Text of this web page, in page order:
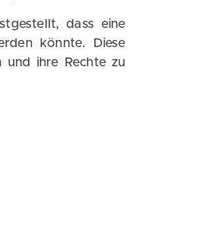
dass eine
könnte. Diese
und ihre Rechte zu